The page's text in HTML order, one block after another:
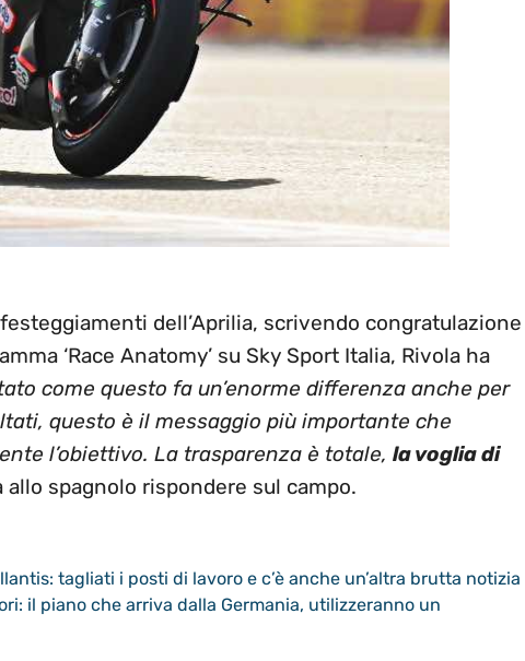
dell’Aprilia, scrivendo congratulazione
‘Race Anatomy’ su Sky Sport Italia, Rivola ha
come questo fa un’enorme differenza anche per
questo è il messaggio più importante che
l’obiettivo. La trasparenza è totale, la voglia di
allo spagnolo rispondere sul campo.
tagliati i posti di lavoro e c’è anche un’altra brutta notizia
il piano che arriva dalla Germania, utilizzeranno un